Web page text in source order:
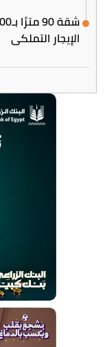
الإيجار التملكي